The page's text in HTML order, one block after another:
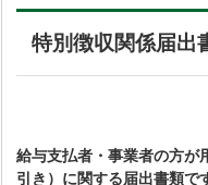
特別徴収関係届出
給与支払者・事業者の方が
引き）に関する届出書類で